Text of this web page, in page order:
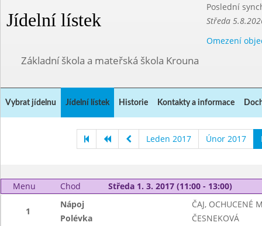
Jídelní lístek
Poslední
Středa
Omezení
Základní škola a mateřská škola Krouna
Vybrat jídelnu Jídelní lístek Historie Kontakty a informace
Leden 2017 Únor 2017
Menu Chod Středa 1. 3. 2017 (11:00 - 13:00)
1
Nápoj
ČAJ, OCHUCENÉ
Polévka
ČESNEKOVÁ